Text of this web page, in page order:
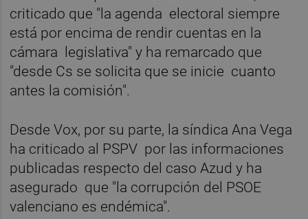
criticado que "la agenda electoral siempre
está por encima de rendir cuentas en la
cámara legislativa" y ha remarcado que
"desde Cs se solicita que se inicie cuanto
antes la comisión".
Desde Vox, por su parte, la síndica Ana Vega
ha criticado al PSPV por las informaciones
publicadas respecto del caso Azud y ha
asegurado que "la corrupción del PSOE
valenciano es endémica".